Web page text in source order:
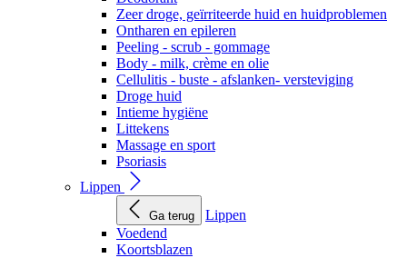
Zeer droge, geïrriteerde huid en huidproblemen
Ontharen en epileren
Peeling - scrub - gommage
Body - milk, crème en olie
Cellulitis - buste - afslanken- versteviging
Droge huid
Intieme hygiëne
Littekens
Massage en sport
Psoriasis
Lippen
Ga terug
Lippen
Voedend
Koortsblazen